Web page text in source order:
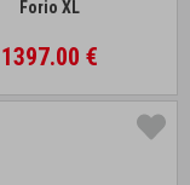
Forio XL
1397.00 €